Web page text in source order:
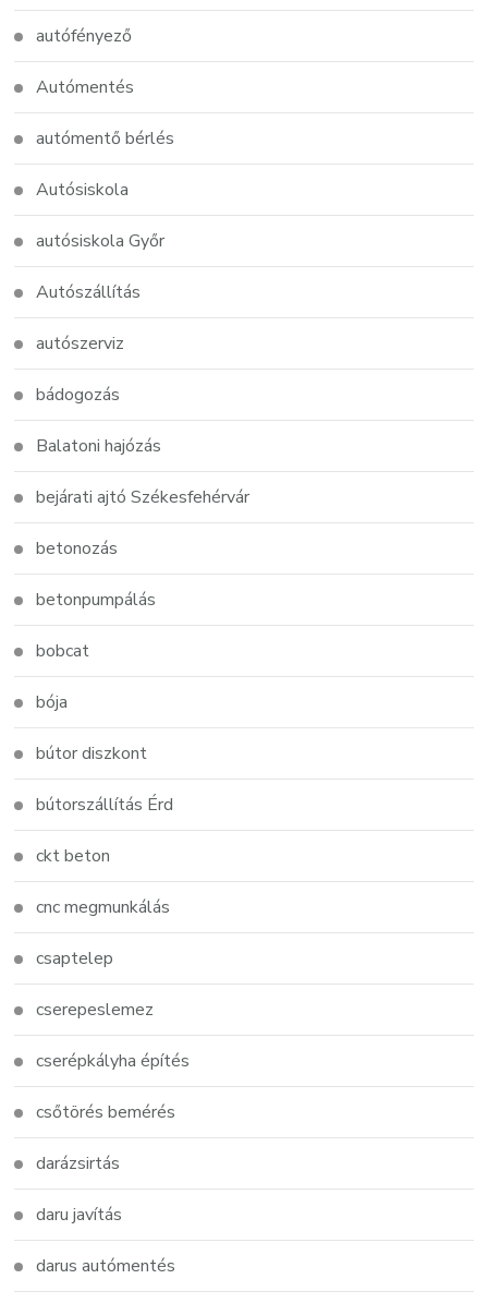
autófényező
Autómentés
autómentő bérlés
Autósiskola
autósiskola Győr
Autószállítás
autószerviz
bádogozás
Balatoni hajózás
bejárati ajtó Székesfehérvár
betonozás
betonpumpálás
bobcat
bója
bútor diszkont
bútorszállítás Érd
ckt beton
cnc megmunkálás
csaptelep
cserepeslemez
cserépkályha építés
csőtörés bemérés
darázsirtás
daru javítás
darus autómentés